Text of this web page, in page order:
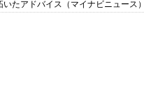
たアドバイス（マイナビニュース）